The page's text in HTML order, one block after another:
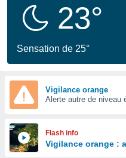
23°
Sensation de 25°
Vigilance orange
Alerte autre de niveau
Flash info
Vigilance orange :